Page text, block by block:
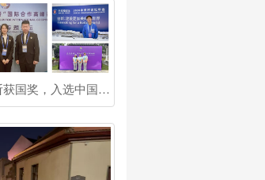
【青春榜样】三次斩获国奖，入选中国科协青托博士生专项！他是北建大博士生宋健